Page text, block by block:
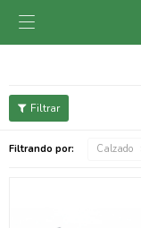

Filtrando por: Calzado